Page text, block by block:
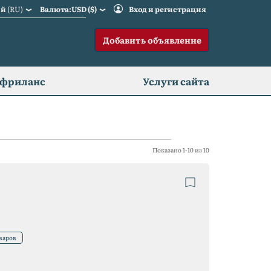
(RU) Валюта:USD ($) Вход и регистрация
Добавить объявление
Услуги сайта
Показано 1-10 из 10